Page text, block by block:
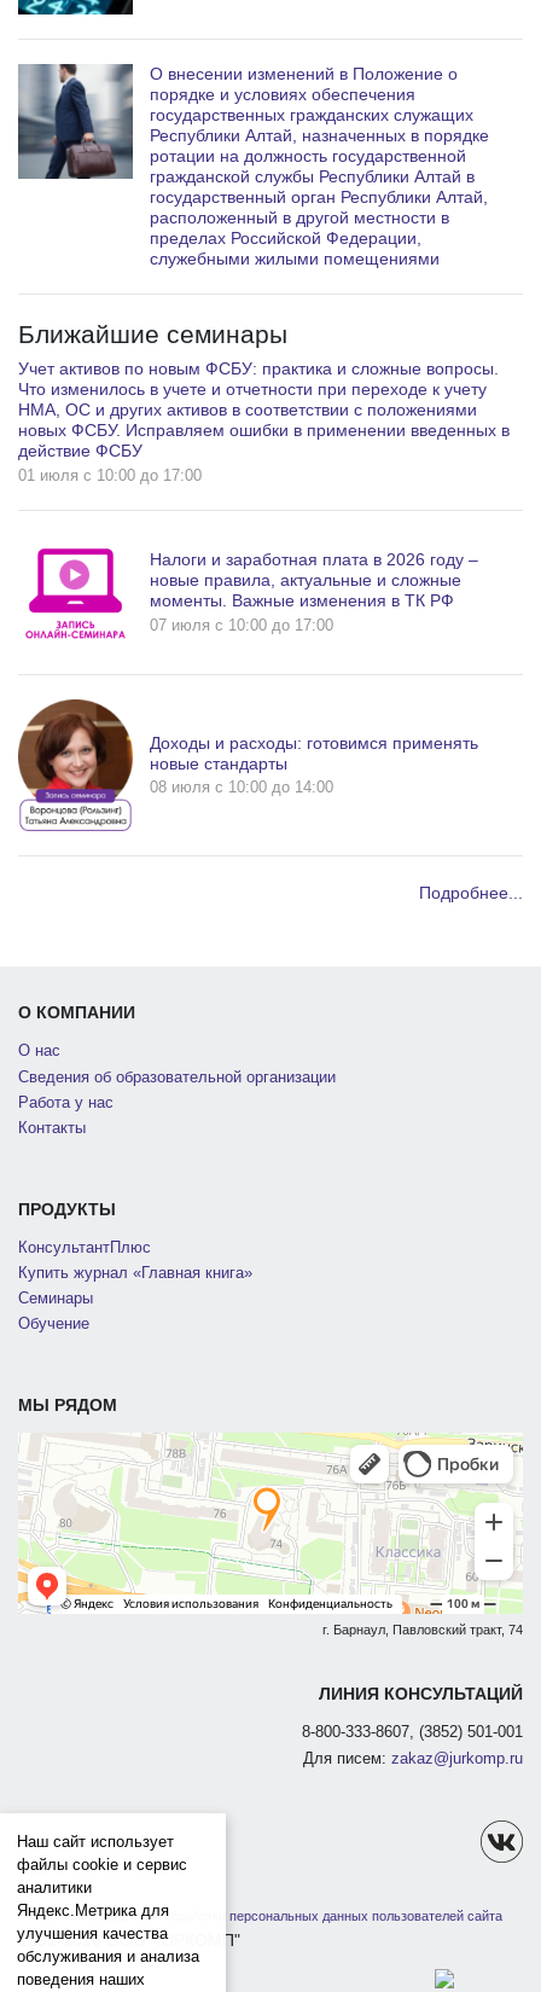
О внесении изменений в Положение о
порядке и условиях обеспечения
государственных гражданских служащих
Республики Алтай, назначенных в порядке
ротации на должность государственной
гражданской службы Республики Алтай в
государственный орган Республики Алтай,
расположенный в другой местности в
пределах Российской Федерации,
служебными жилыми помещениями
Ближайшие семинары
Учет активов по новым ФСБУ: практика и сложные вопросы.
Что изменилось в учете и отчетности при переходе к учету
НМА, ОС и других активов в соответствии с положениями
новых ФСБУ. Исправляем ошибки в применении введенных в
действие ФСБУ
01 июля c 10:00 до 17:00
Налоги и заработная плата в 2026 году –
новые правила, актуальные и сложные
моменты. Важные изменения в ТК РФ
07 июля c 10:00 до 17:00
Доходы и расходы: готовимся применять
новые стандарты
08 июля c 10:00 до 14:00
Подробнее...
О КОМПАНИИ
О нас
Сведения об образовательной организации
Работа у нас
Контакты
ПРОДУКТЫ
КонсультантПлюс
Купить журнал «Главная книга»
Семинары
Обучение
МЫ РЯДОМ
г. Барнаул, Павловский тракт, 74
ЛИНИЯ КОНСУЛЬТАЦИЙ
8-800-333-8607, (3852) 501-001
Для писем: zakaz@jurkomp.ru
Политика защиты и обработки персональных данных пользователей сайта
1991-2026 ООО "ЮРКОМП"
Наш сайт использует
файлы cookie и сервис
аналитики
Яндекс.Метрика для
улучшения качества
обслуживания и анализа
поведения наших